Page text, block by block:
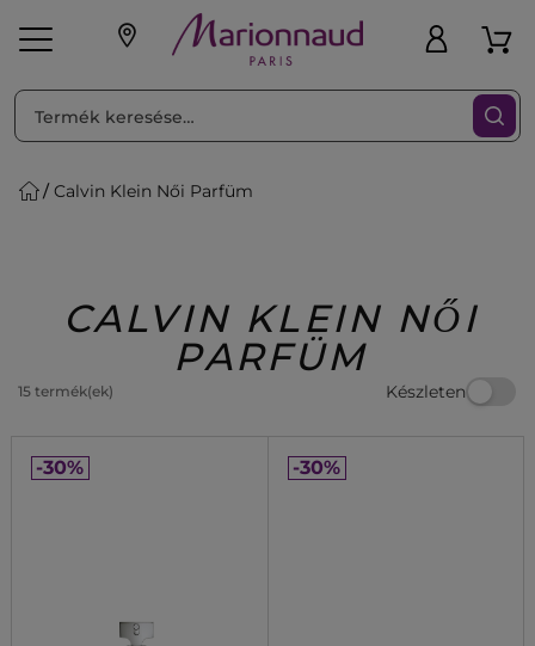
Parfüm
Beauty
Calvin Klein Női Parfüm
CALVIN KLEIN NŐI
PARFÜM
15 termék(ek) Készleten
RENDEZéS Szűrő
-30% -30%